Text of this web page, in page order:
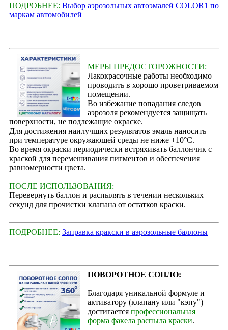
ПОДРОБНЕЕ: Выбор аэрозольных автоэмалей COLOR1 по
маркам автомобилей
МЕРЫ ПРЕДОСТОРОЖНОСТИ:
Лакокрасочные работы необходимо
проводить в хорошо проветриваемом
помещении.
Во избежание попадания следов
аэрозоля рекомендуется защищать
поверхности, не подлежащие окраске.
Для достижения наилучших результатов эмаль наносить
при температуре окружающей среды не ниже +10°С.
Во время окраски периодически встряхивать баллончик с
краской для перемешивания пигментов и обеспечения
равномерности цвета.
ПОСЛЕ ИСПОЛЬЗОВАНИЯ:
Перевернуть баллон и распылять в течении нескольких
секунд для прочистки клапана от остатков краски.
ПОДРОБНЕЕ: Заправка кракски в аэрозольные баллоны
ПОВОРОТНОЕ СОПЛО:
Благодаря уникальной формуле и
активатору (клапану или "кэпу")
достигается профессиональная
форма факела распыла краски.